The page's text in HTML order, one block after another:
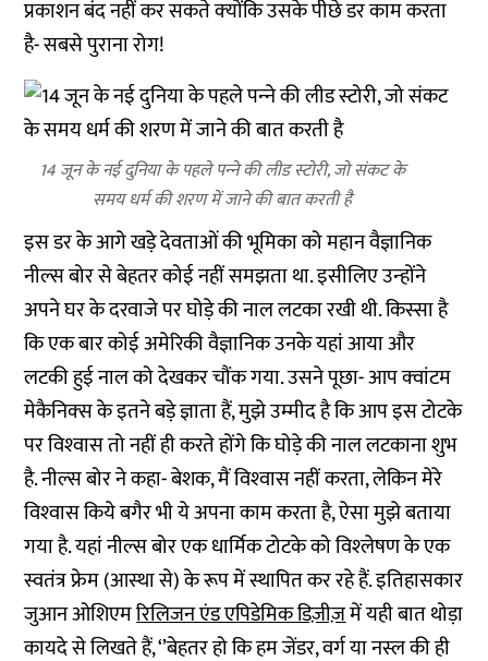
प्रकाशन बंद नहीं कर सकते क्‍योंकि उसके पीछे डर काम करता
है- सबसे पुराना रोग!
14 जून के नई दुनिया के पहले पन्‍ने की लीड स्‍टोरी, जो संकट के
समय धर्म की शरण में जाने की बात करती है
इस डर के आगे खड़े देवताओं की भूमिका को महान वैज्ञानिक
नील्‍स बोर से बेहतर कोई नहीं समझता था. इसीलिए उन्‍होंने
अपने घर के दरवाजे पर घोड़े की नाल लटका रखी थी. किस्‍सा है
कि एक बार कोई अमेरिकी वैज्ञानिक उनके यहां आया और
लटकी हुई नाल को देखकर चौंक गया. उसने पूछा- आप क्‍वांटम
मेकैनिक्‍स के इतने बड़े ज्ञाता हैं, मुझे उम्‍मीद है कि आप इस टोटके
पर विश्‍वास तो नहीं ही करते होंगे कि घोड़े की नाल लटकाना शुभ
है. नील्‍स बोर ने कहा- बेशक, मैं विश्‍वास नहीं करता, लेकिन मेरे
विश्‍वास किये बगैर भी ये अपना काम करता है, ऐसा मुझे बताया
गया है. यहां नील्‍स बोर एक धार्मिक टोटके को विश्‍लेषण के एक
स्‍वतंत्र फ्रेम (आस्‍था से) के रूप में स्‍थापित कर रहे हैं. इतिहासकार
जुआन ओशिएमरिलिजन एंड एपिडेमिक डिज़ीज़में यही बात थोड़ा
कायदे से लिखते हैं, ‘’बेहतर हो कि हम जेंडर, वर्ग या नस्‍ल की ही